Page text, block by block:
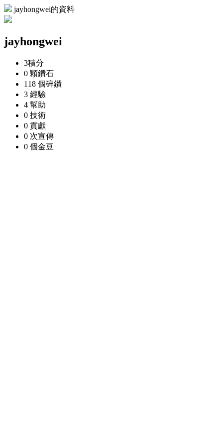
jayhongwei的資料
jayhongwei
3積分
0 顆鑽石
118 個碎鑽
3 經驗
4 幫助
0 技術
0 貢獻
0 次宣傳
0 個金豆